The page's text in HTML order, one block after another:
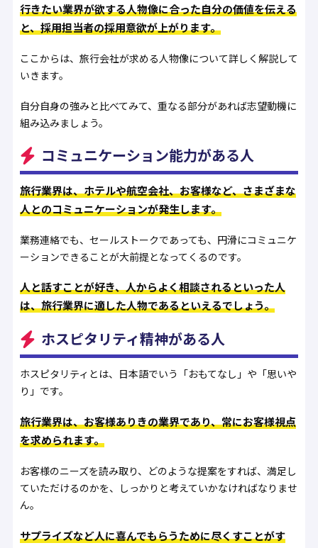
行きたい業界が欲する人物像に合った自分の価値を伝える
と、採用担当者の採用意欲が上がります。
ここからは、旅行会社が求める人物像について詳しく解説して
いきます。
自分自身の強みと比べてみて、重なる部分があれば志望動機に
組み込みましょう。
コミュニケーション能力がある人
旅行業界は、ホテルや航空会社、お客様など、さまざまな
人とのコミュニケーションが発生します。
業務連絡でも、セールストークであっても、円滑にコミュニケ
ーションできることが大前提となってくるのです。
人と話すことが好き、人からよく相談されるといった人
は、旅行業界に適した人物であるといえるでしょう。
ホスピタリティ精神がある人
ホスピタリティとは、日本語でいう「おもてなし」や「思いや
り」です。
旅行業界は、お客様ありきの業界であり、常にお客様視点
を求められます。
お客様のニーズを読み取り、どのような提案をすれば、満足し
ていただけるのかを、しっかりと考えていかなければなりませ
ん。
サプライズなど人に喜んでもらうために尽くすことがす